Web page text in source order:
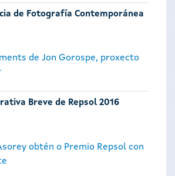
de Fotografía Contemporánea
de Jon Gorospe, proxecto
Breve de Repsol 2016
obtén o Premio Repsol con